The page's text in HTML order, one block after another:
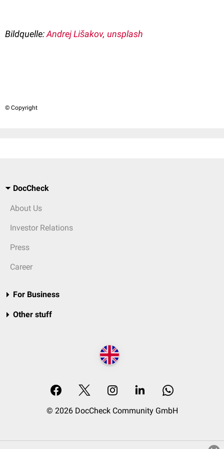
Bildquelle:Andrej Lišakov, unsplash
© Copyright
DocCheck
About Us
Investor Relations
Press
Career
For Business
Other stuff
© 2026 DocCheck Community GmbH